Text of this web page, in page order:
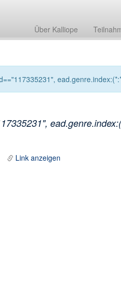
Über Kalliope
Link anzeigen